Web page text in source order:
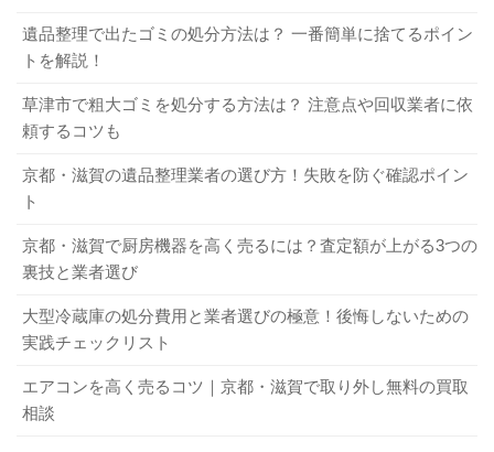
1-3．回収方法
小型家電リサイクル法を実施している自治体や業者は、回
っていますので、利用してみましょう。また、一部の家電
量販店では回収ボックスを置かずに店頭で回収を行う場合
があります。回収ボックスはゴミ捨て場や店先に設置され
ていることが多く、大きく「リサイクルボックス」と書か
また、ノートパソコンのようにメーカーが回収を呼び掛け
で、家電量販店のホームページをチェックしてみましょ
遺品整理で出たゴミの処分方法は？ 一番簡単に捨てるポイン
トを解説！
草津市で粗大ゴミを処分する方法は？ 注意点や回収業者に依
頼するコツも
京都・滋賀の遺品整理業者の選び方！失敗を防ぐ確認ポイン
ト
京都・滋賀で厨房機器を高く売るには？査定額が上がる3つの
裏技と業者選び
大型冷蔵庫の処分費用と業者選びの極意！後悔しないための
実践チェックリスト
エアコンを高く売るコツ｜京都・滋賀で取り外し無料の買取
相談